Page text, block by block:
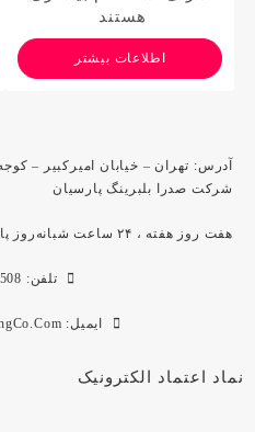
هستند
اطلاعات بیشتر
شرکت صدرا بلبرینگ پارسیان
هفت روز هفته ، ۲۴ ساعت شبانه‌روز پاسخگوی شما هستیم
تلفن: 02133110508
ایمیل: info@SadraTradingCo.Com
نماد اعتماد الکترونیک